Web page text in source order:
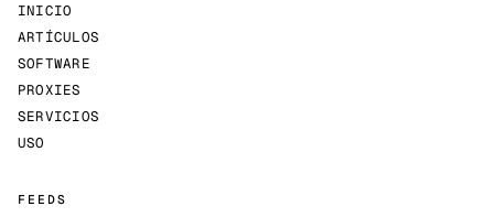
INICIO
ARTÍCULOS
SOFTWARE
PROXIES
SERVICIOS
USO
FEEDS